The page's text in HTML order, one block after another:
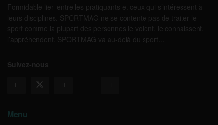
Formidable lien entre les pratiquants et ceux qui s’intéressent à
leurs disciplines, SPORTMAG ne se contente pas de traiter le
sport comme la plupart des personnes le voient, le connaissent,
l’appréhendent. SPORTMAG va au-delà du sport…
Suivez-nous
Menu